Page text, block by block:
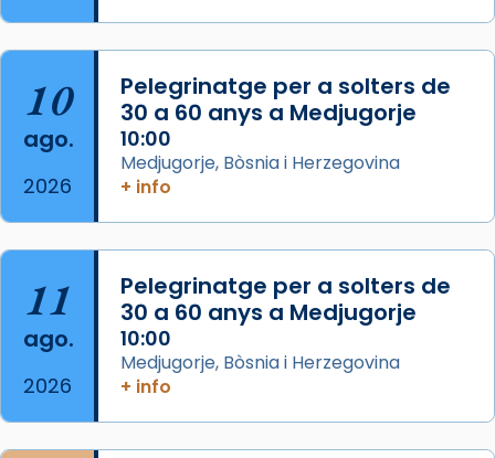
del Sant Pare Lleó XIV a Barcelona, i als
col·laboradors, a la Catedral de Barcelona.
L’arquebisbe de Barcelona, el cardenal Joan
Josep Omella, ha presidit la missa i l’ha
concelebrat el bisbe auxiliar de Barcelona,
Mons. David Abadías.
📸 Dr. G. Simón
Foto
View on Facebook · Share
Arquebisbat de Barcelona
2 weeks ago
10
ago.
2026
Pelegrinatge per a solters de
30 a 60 anys a Medjugorje
10:00
Medjugorje, Bòsnia i Herzegovina
+ info
11
ago.
2026
Pelegrinatge per a solters de
30 a 60 anys a Medjugorje
10:00
Medjugorje, Bòsnia i Herzegovina
+ info